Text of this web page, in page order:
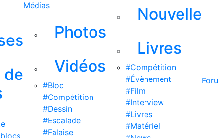
de
Médias
Photos
Vidéos
#Bloc
#Compétition
#Dessin
#Escalade
#Falaise
Nouvelle
Livres
#Compétition
#Évènement
#Film
#Interview
#Livres
#Matériel